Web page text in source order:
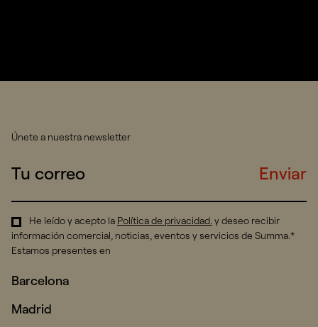
Únete a nuestra newsletter
Enviar
He leído y acepto la Política de privacidad. y deseo recibir
información comercial, noticias, eventos y servicios de Summa.*
Estamos presentes en
Barcelona
Madrid